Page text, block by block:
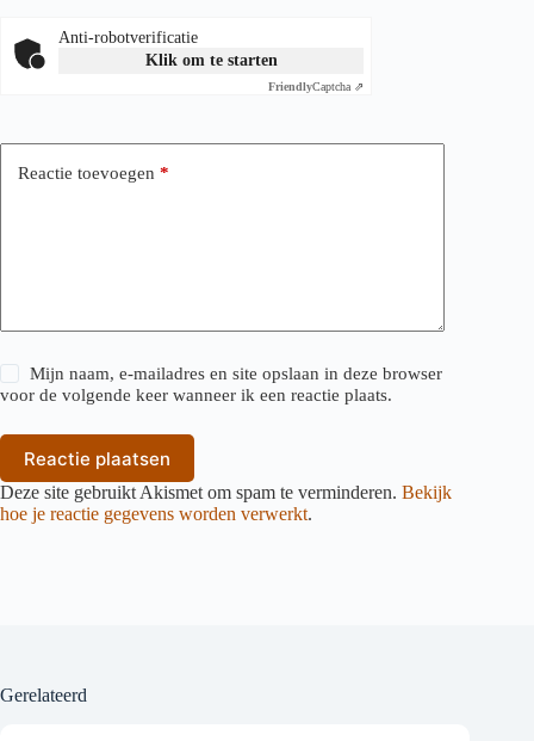
Anti-robotverificatie
Klik om te starten
FriendlyCaptcha ⇗
Reactie toevoegen *
Mijn naam, e-mailadres en site opslaan in deze browser
voor de volgende keer wanneer ik een reactie plaats.
Reactie plaatsen
Deze site gebruikt Akismet om spam te verminderen. Bekijk
hoe je reactie gegevens worden verwerkt.
Gerelateerd